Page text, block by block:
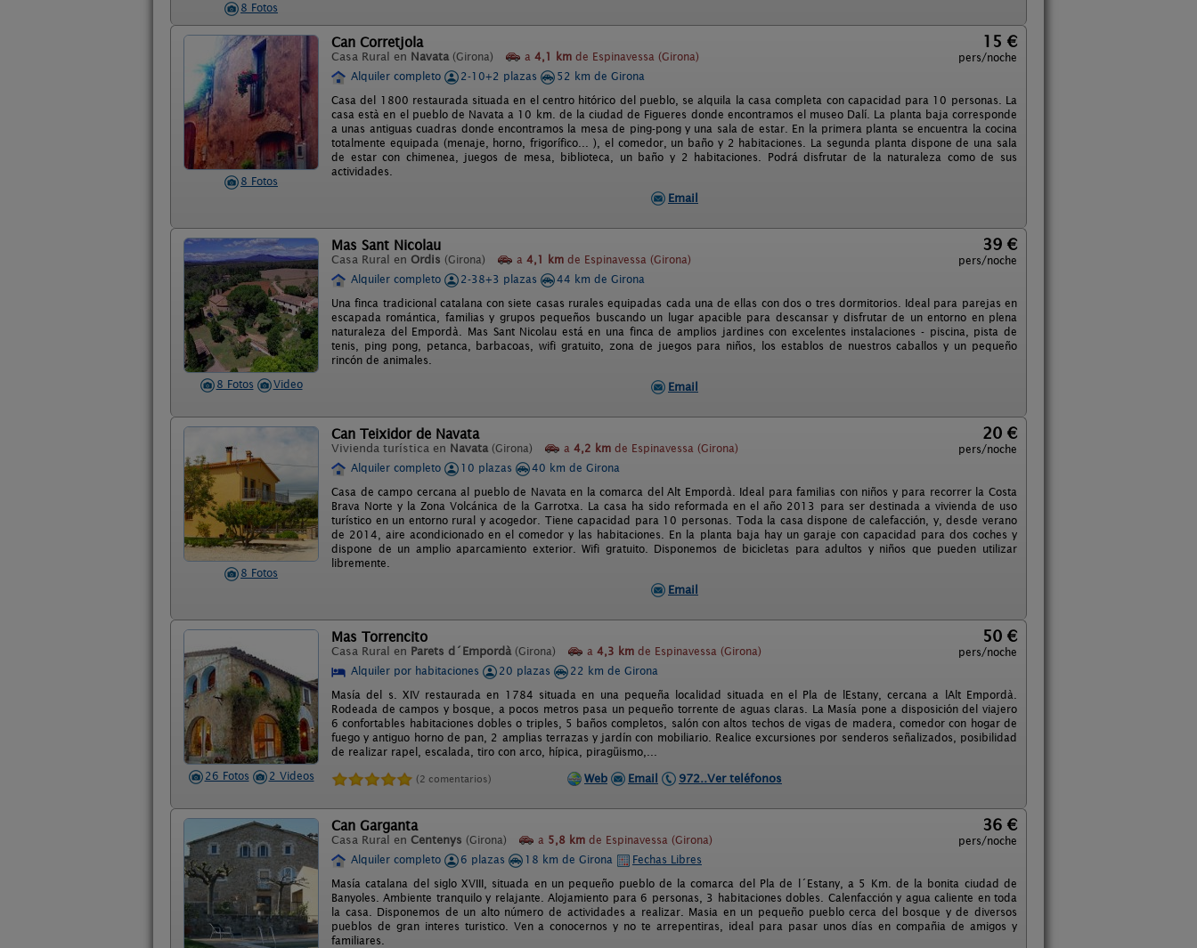
8 Fotos
8 Fotos
Can Corretjola
Casa Rural en Navata (Girona) a 4,1 km de Espinavessa (Girona)
15 €
pers/noche
Alquiler completo
2-10+2 plazas
52 km de Girona
Casa del 1800 restaurada situada en el centro hitórico del pueblo, se alquila la casa completa con capacidad para 10 personas. La
casa està en el pueblo de Navata a 10 km. de la ciudad de Figueres donde encontramos el museo Dalí. La planta baja corresponde
a unas antiguas cuadras donde encontramos la mesa de ping-pong y una sala de estar. En la primera planta se encuentra la cocina
totalmente equipada (menaje, horno, frigorífico... ), el comedor, un baño y 2 habitaciones. La segunda planta dispone de una sala
de estar con chimenea, juegos de mesa, biblioteca, un baño y 2 habitaciones. Podrá disfrutar de la naturaleza como de sus
actividades.
Email
8 Fotos Video
Mas Sant Nicolau
Casa Rural en Ordis (Girona) a 4,1 km de Espinavessa (Girona)
39 €
pers/noche
Alquiler completo
2-38+3 plazas
44 km de Girona
Una finca tradicional catalana con siete casas rurales equipadas cada una de ellas con dos o tres dormitorios. Ideal para parejas en
escapada romántica, familias y grupos pequeños buscando un lugar apacible para descansar y disfrutar de un entorno en plena
naturaleza del Empordà. Mas Sant Nicolau está en una finca de amplios jardines con excelentes instalaciones - piscina, pista de
tenis, ping pong, petanca, barbacoas, wifi gratuito, zona de juegos para niños, los establos de nuestros caballos y un pequeño
rincón de animales.
Email
8 Fotos
Can Teixidor de Navata
Vivienda turística en Navata (Girona) a 4,2 km de Espinavessa (Girona)
20 €
pers/noche
Alquiler completo
10 plazas
40 km de Girona
Casa de campo cercana al pueblo de Navata en la comarca del Alt Empordà. Ideal para familias con niños y para recorrer la Costa
Brava Norte y la Zona Volcánica de la Garrotxa. La casa ha sido reformada en el año 2013 para ser destinada a vivienda de uso
turístico en un entorno rural y acogedor. Tiene capacidad para 10 personas. Toda la casa dispone de calefacción, y, desde verano
de 2014, aire acondicionado en el comedor y las habitaciones. En la planta baja hay un garaje con capacidad para dos coches y
dispone de un amplio aparcamiento exterior. Wifi gratuito. Disponemos de bicicletas para adultos y niños que pueden utilizar
libremente.
Email
26 Fotos 2 Videos
Mas Torrencito
Casa Rural en Parets d´Empordà (Girona) a 4,3 km de Espinavessa (Girona)
50 €
pers/noche
Alquiler por habitaciones
20 plazas
22 km de Girona
Masía del s. XIV restaurada en 1784 situada en una pequeña localidad situada en el Pla de lEstany, cercana a lAlt Empordà.
Rodeada de campos y bosque, a pocos metros pasa un pequeño torrente de aguas claras. La Masía pone a disposición del viajero
6 confortables habitaciones dobles o triples, 5 baños completos, salón con altos techos de vigas de madera, comedor con hogar de
fuego y antiguo horno de pan, 2 amplias terrazas y jardín con mobiliario. Realice excursiones por senderos señalizados, posibilidad
de realizar rapel, escalada, tiro con arco, hípica, piragüismo,...
(2 comentarios) Web Email 972..Ver teléfonos
Can Garganta
Casa Rural en Centenys (Girona) a 5,8 km de Espinavessa (Girona)
36 €
pers/noche
Alquiler completo
6 plazas 18 km de Girona
Fechas Libres
Masía catalana del siglo XVIII, situada en un pequeño pueblo de la comarca del Pla de l´Estany, a 5 Km. de la bonita ciudad de
Banyoles. Ambiente tranquilo y relajante. Alojamiento para 6 personas, 3 habitaciones dobles. Calenfacción y agua caliente en toda
la casa. Disponemos de un alto número de actividades a realizar. Masia en un pequeño pueblo cerca del bosque y de diversos
pueblos de gran interes turistico. Ven a conocernos y no te arrepentiras, ideal para pasar unos días en compañia de amigos y
familiares.